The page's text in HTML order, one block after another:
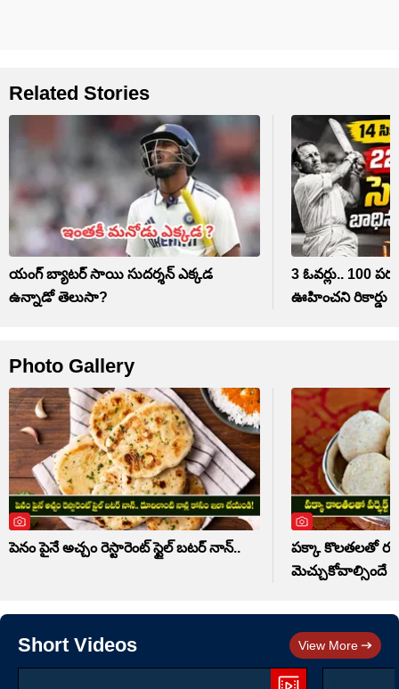
Related Stories
యంగ్ బ్యాటర్ సాయి సుదర్శన్ ఎక్కడ
ఉన్నాడో తెలుసా?
3 ఓవర్లు.. 100
ఊహించని రికార్డు
Photo Gallery
పెనం పైనే అచ్చం రెస్టారెంట్ స్టైల్ బటర్ నాన్..
పక్కా కొలతలతో రవ్వ
మెచ్చుకోవాల్సిందే
Short Videos View More